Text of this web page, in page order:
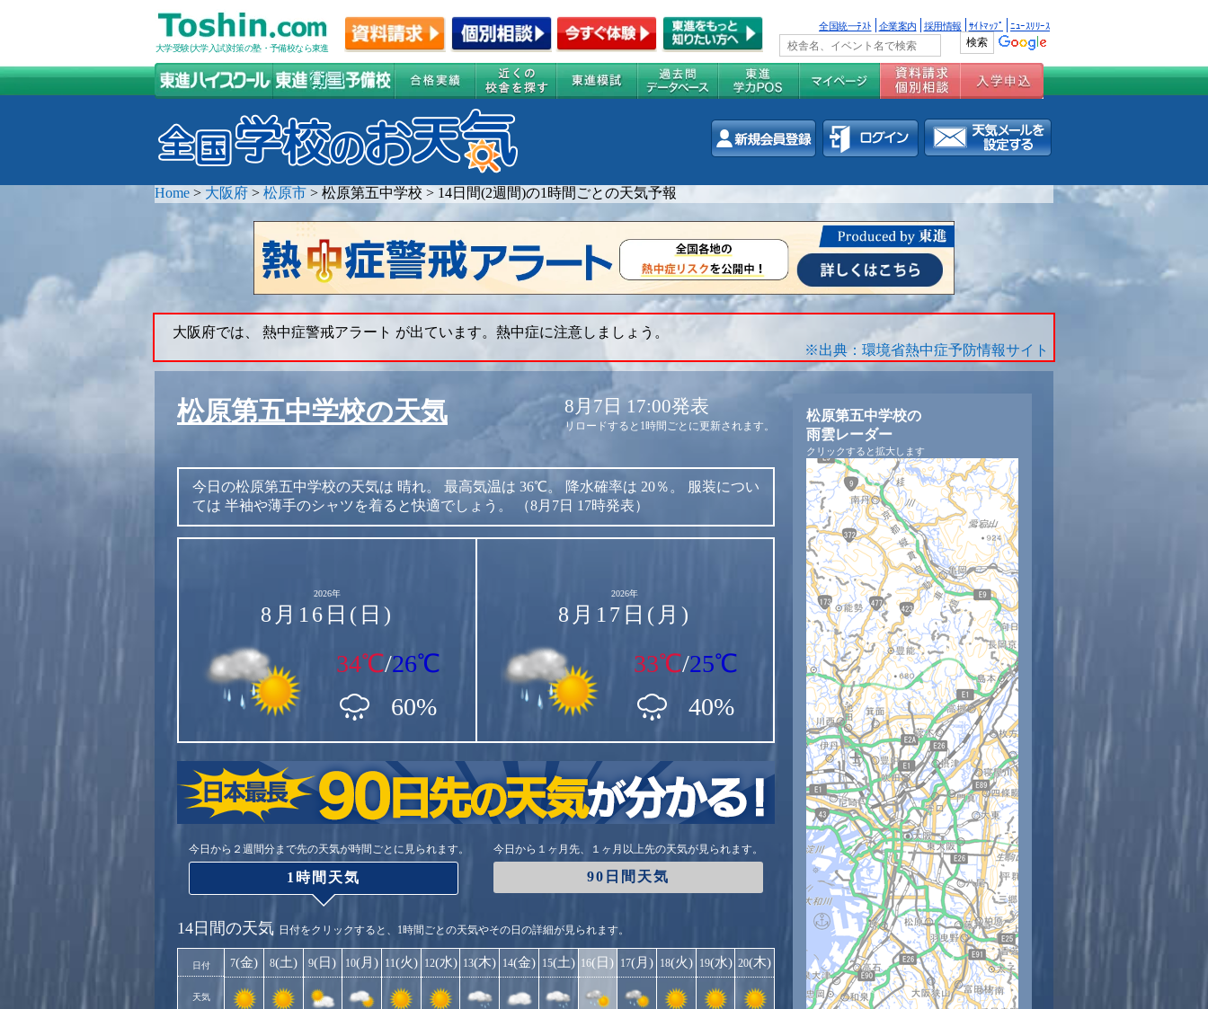
大学受験(大学入試)対策の塾・予備校なら東進
全国統一ﾃｽﾄ 企業案内 採用情報 ｻｲﾄﾏｯﾌﾟ ﾆｭｰｽﾘﾘｰｽ
Home > 大阪府 > 松原市 > 松原第五中学校 > 14日間(2週間)の1時間ごとの天気予報
大阪府では、 熱中症警戒アラート が出ています。熱中症に注意しましょう。
※出典：環境省熱中症予防情報サイト
松原第五中学校の天気 8月7日 17:00発表
リロードすると1時間ごとに更新されます。
今日の松原第五中学校の天気は 晴れ。 最高気温は 36℃。 降水確率は 20％。
服装につい
ては 半袖や薄手のシャツを着ると快適でしょう。 （8月7日 17時発表）
2026年
8月16日(日)
34℃/26℃
60%
2026年
8月17日(月)
33℃/25℃
40%
今日から２週間分まで先の天気が時間ごとに見られます。
1時間天気
今日から１ヶ月先、１ヶ月以上先の天気が見られます。
90日間天気
14日間の天気 日付をクリックすると、1時間ごとの天気やその日の詳細が見られます。
日付
天気
7(金) 8(土) 9(日) 10(月) 11(火) 12(水) 13(木) 14(金) 15(土) 16(日) 17(月) 18(火) 19(水) 20(木)
松原第五中学校の
雨雲レーダー
クリックすると拡大します